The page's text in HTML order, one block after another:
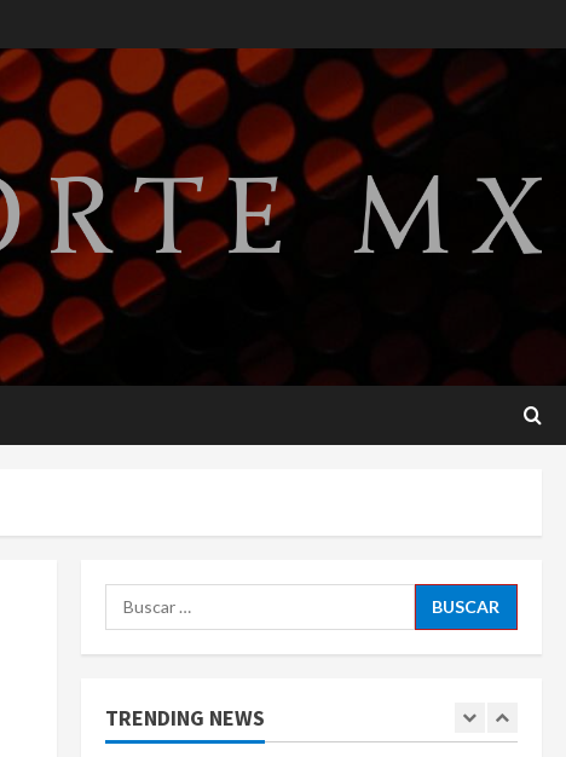
Buscar:
TRENDING NEWS
2
tras cuatro años de
promesas de cambio
agosto 7, 2026
3
Hijos de presidentes bajo
escrutinio institucional en
Brasil, Guinea Ecuatorial,
Angola y EE.UU.
salmonelosis en EU
1
horario y canal para ver el